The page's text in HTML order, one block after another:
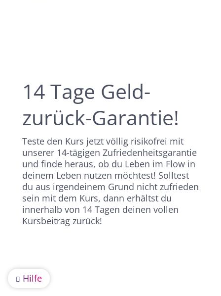
14 Tage Geld-
zurück-Garantie!
Teste den Kurs jetzt völlig risikofrei mit
unserer 14-tägigen Zufriedenheitsgarantie
und finde heraus, ob du Leben im Flow in
deinem Leben nutzen möchtest! Solltest
du aus irgendeinem Grund nicht zufrieden
sein mit dem Kurs, dann erhältst du
innerhalb von 14 Tagen deinen vollen
Kursbeitrag zurück!
 Hilfe